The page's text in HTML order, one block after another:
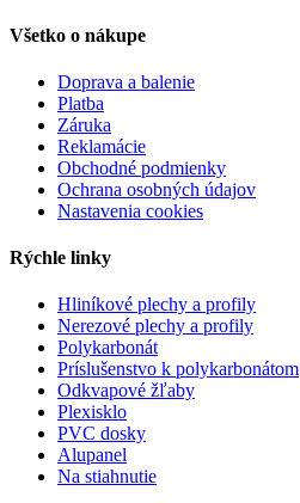
Všetko o nákupe
Doprava a balenie
Platba
Záruka
Reklamácie
Obchodné podmienky
Ochrana osobných údajov
Nastavenia cookies
Rýchle linky
Hliníkové plechy a profily
Nerezové plechy a profily
Polykarbonát
Príslušenstvo k polykarbonátom
Odkvapové žľaby
Plexisklo
PVC dosky
Alupanel
Na stiahnutie